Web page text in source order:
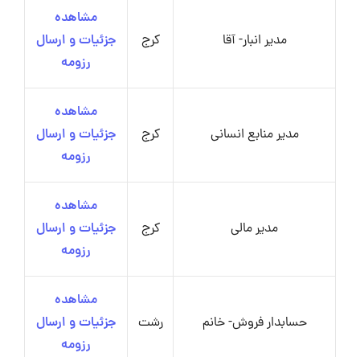
مدیر انبار- آقا کرج
مشاهده
جزئیات و ارسال
رزومه
مدیر منابع انسانی کرج
مشاهده
جزئیات و ارسال
رزومه
مدیر مالی کرج
مشاهده
جزئیات و ارسال
رزومه
حسابدار فروش- خانم رشت
مشاهده
جزئیات و ارسال
رزومه